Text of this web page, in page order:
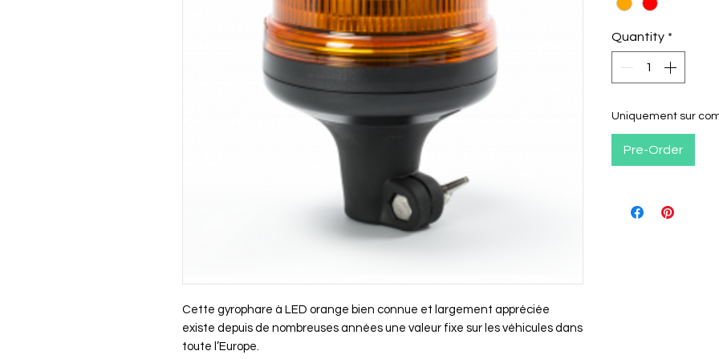
Cette gyrophare à LED orange bien connue et largement appréciée
existe depuis de nombreuses années une valeur fixe sur les véhicules dans
toute l’Europe.
Quantity *
Uniquement sur
Pre-Order